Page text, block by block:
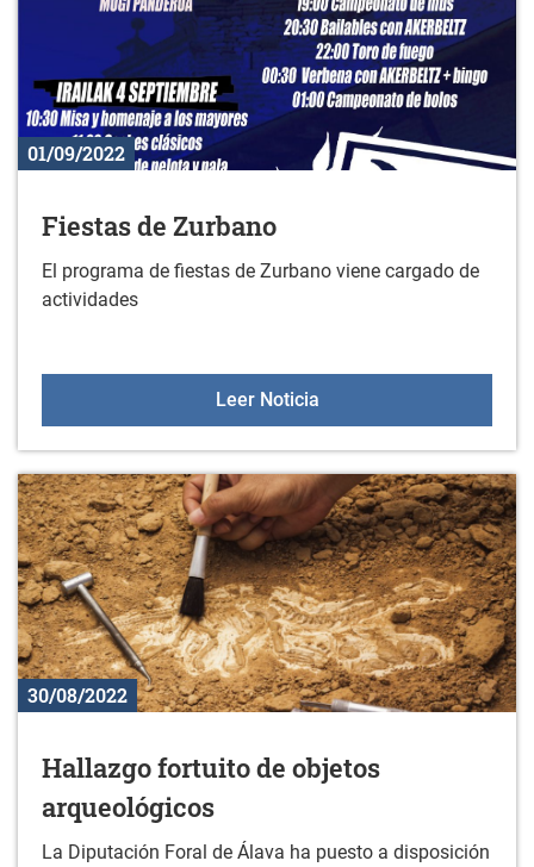
01/09/2022
Fiestas de Zurbano
El programa de fiestas de Zurbano viene cargado de
actividades
Leer NoticiaFiestas de Zurbano
30/08/2022
Hallazgo fortuito de objetos
arqueológicos
La Diputación Foral de Álava ha puesto a disposición